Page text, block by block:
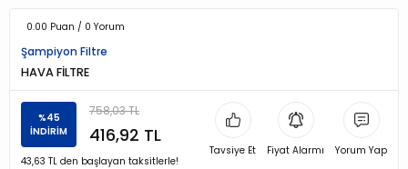
0.00 Puan / 0 Yorum
Şampiyon Filtre
HAVA FİLTRE
%45
İNDİRİM
758,03 TL
416,92 TL
43,63 TL den başlayan taksitlerle!
Tavsiye Et Fiyat Alarmı Yorum Yap